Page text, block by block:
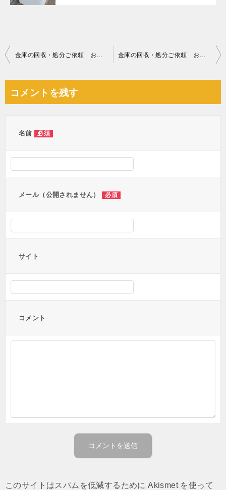
投
ビ
金庫の回収・処分ご依頼 お客様の声 金庫の回収・処分ご依頼 お客様の声
コメントを残す
名前 必須
メール（公開されません） 必須
サイト
コメント
このサイトはスパムを低減するために Akismet を使って